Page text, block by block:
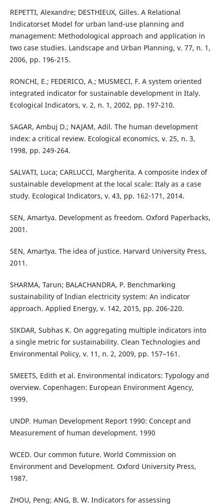
REPETTI, Alexandre; DESTHIEUX, Gilles. A Relational
Indicatorset Model for urban land-use planning and
management: Methodological approach and application in
two case studies. Landscape and Urban Planning, v. 77, n. 1,
2006, pp. 196-215.
RONCHI, E.; FEDERICO, A.; MUSMECI, F. A system oriented
integrated indicator for sustainable development in Italy.
Ecological Indicators, v. 2, n. 1, 2002, pp. 197-210.
SAGAR, Ambuj D.; NAJAM, Adil. The human development
index: a critical review. Ecological economics, v. 25, n. 3,
1998, pp. 249-264.
SALVATI, Luca; CARLUCCI, Margherita. A composite index of
sustainable development at the local scale: Italy as a case
study. Ecological Indicators, v. 43, pp. 162-171, 2014.
SEN, Amartya. Development as freedom. Oxford Paperbacks,
2001.
SEN, Amartya. The idea of justice. Harvard University Press,
2011.
SHARMA, Tarun; BALACHANDRA, P. Benchmarking
sustainability of Indian electricity system: An indicator
approach. Applied Energy, v. 142, 2015, pp. 206-220.
SIKDAR, Subhas K. On aggregating multiple indicators into
a single metric for sustainability. Clean Technologies and
Environmental Policy, v. 11, n. 2, 2009, pp. 157–161.
SMEETS, Edith et al. Environmental indicators: Typology and
overview. Copenhagen: European Environment Agency,
1999.
UNDP. Human Development Report 1990: Concept and
Measurement of human development. 1990
WCED. Our common future. World Commission on
Environment and Development. Oxford University Press,
1987.
ZHOU, Peng; ANG, B. W. Indicators for assessing